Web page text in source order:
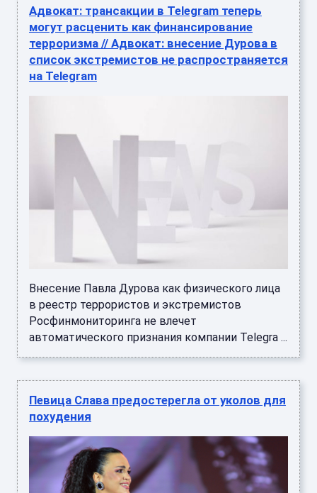
Адвокат: трансакции в Telegram теперь
могут расценить как финансирование
терроризма // Адвокат: внесение Дурова в
список экстремистов не распространяется
на Telegram
Внесение Павла Дурова как физического лица
в реестр террористов и экстремистов
Росфинмониторинга не влечет
автоматического признания компании Telegra ...
Певица Слава предостерегла от уколов для
похудения